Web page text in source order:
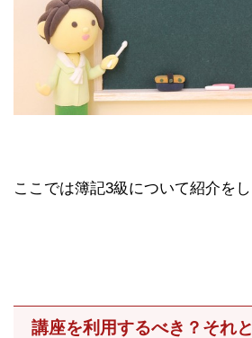
ここでは簿記3級について紹介をし
講座を利用するべき？それ